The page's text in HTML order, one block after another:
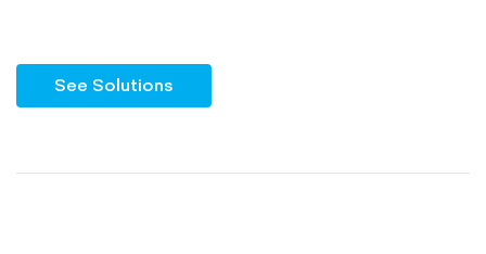
See Solutions